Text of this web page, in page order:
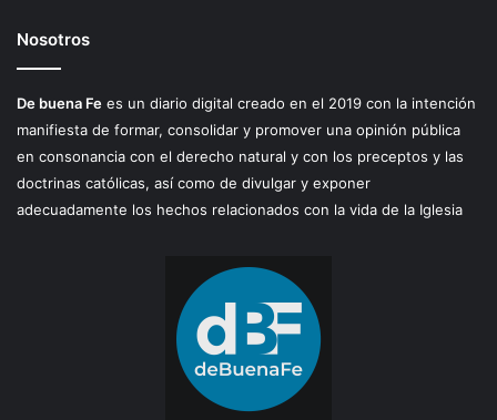
Nosotros
De buena Fe es un diario digital creado en el 2019 con la intención
manifiesta de formar, consolidar y promover una opinión pública
en consonancia con el derecho natural y con los preceptos y las
doctrinas católicas, así como de divulgar y exponer
adecuadamente los hechos relacionados con la vida de la Iglesia